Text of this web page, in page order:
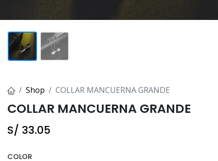
Shop COLLAR MANCUERNA GRANDE
COLLAR MANCUERNA GRANDE
S/ 33.05
COLOR